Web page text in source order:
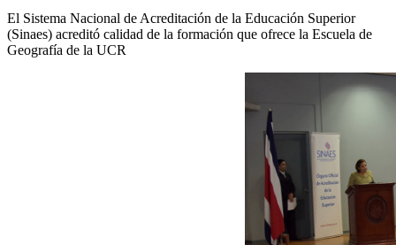
El Sistema Nacional de Acreditación de la Educación Superior
(Sinaes) acreditó calidad de la formación que ofrece la Escuela de
Geografía de la UCR